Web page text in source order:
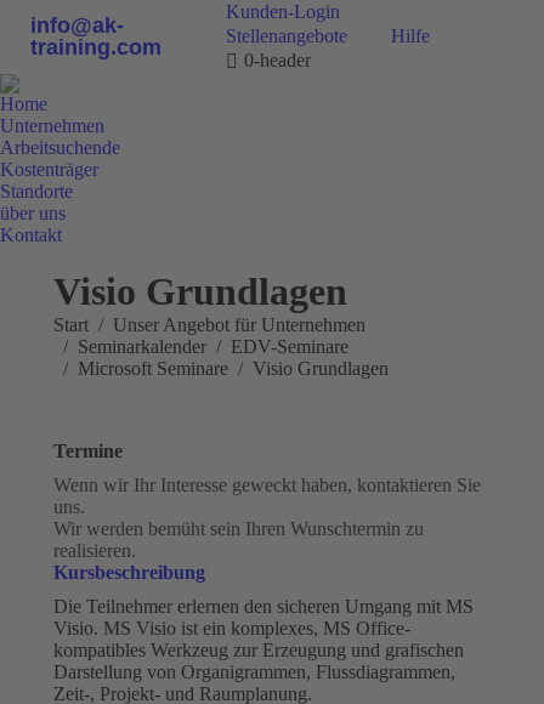
info@ak-
training.com
Kunden-Login
Stellenangebote
Hilfe
0-header
Home
Unternehmen
Arbeitsuchende
Kostenträger
Standorte
über uns
Kontakt
Visio Grundlagen
Sie befinden sich hier:
Start
Unser Angebot für Unternehmen
Seminarkalender
EDV-Seminare
Microsoft Seminare
Visio Grundlagen
Termine
Wenn wir Ihr Interesse geweckt haben, kontaktieren Sie
uns.
Wir werden bemüht sein Ihren Wunschtermin zu
realisieren.
Kursbeschreibung
Die Teilnehmer erlernen den sicheren Umgang mit MS
Visio. MS Visio ist ein komplexes, MS Office-
kompatibles Werkzeug zur Erzeugung und grafischen
Darstellung von Organigrammen, Flussdiagrammen,
Zeit-, Projekt- und Raumplanung.